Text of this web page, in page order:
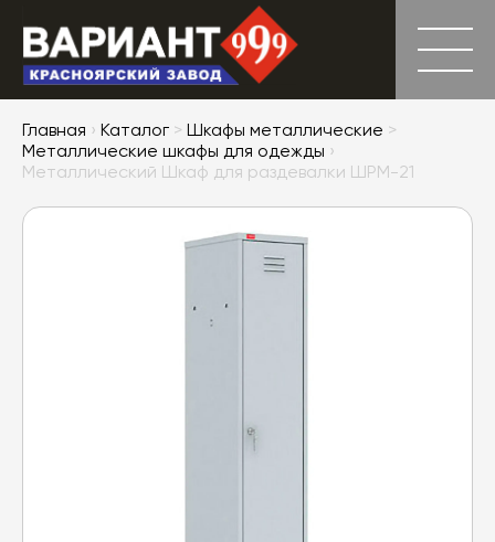
Главная › Каталог > Шкафы металлические >
Металлические шкафы для одежды ›
Металлический Шкаф для раздевалки ШРМ-21